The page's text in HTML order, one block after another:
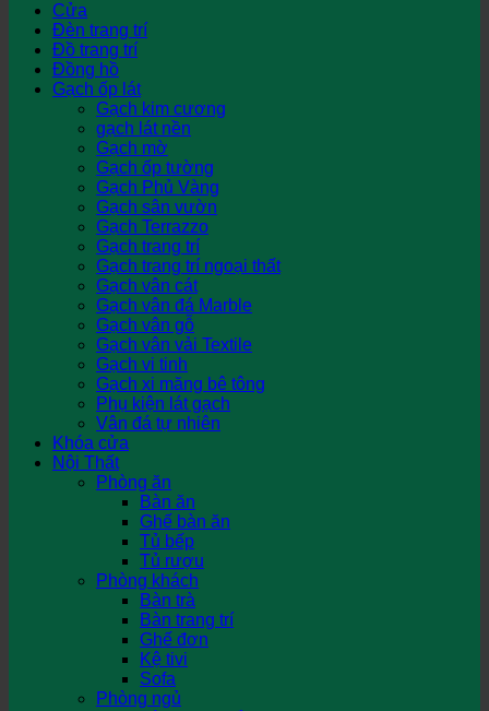
Cửa
Đèn trang trí
Đồ trang trí
Đồng hồ
Gạch ốp lát
Gạch kim cương
gạch lát nền
Gạch mờ
Gạch ốp tường
Gạch Phủ Vàng
Gạch sân vườn
Gạch Terrazzo
Gạch trang trí
Gạch trang trí ngoại thất
Gạch vân cát
Gạch vân đá Marble
Gạch vân gỗ
Gạch vân vải Textile
Gạch vi tinh
Gạch xi măng bê tông
Phụ kiện lát gạch
Vân đá tự nhiên
Khóa cửa
Nội Thất
Phòng ăn
Bàn ăn
Ghế bàn ăn
Tủ bếp
Tủ rượu
Phòng khách
Bàn trà
Bàn trang trí
Ghế đơn
Kệ tivi
Sofa
Phòng ngủ